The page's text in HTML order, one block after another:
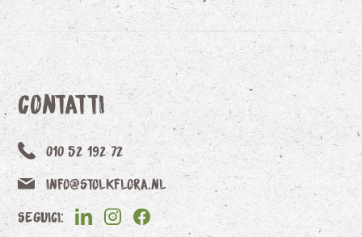
Contatti
010 52 192 72
info@stolkflora.nl
Seguici: